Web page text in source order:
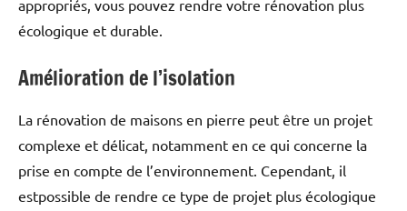
appropriés, vous pouvez rendre votre rénovation plus
écologique et durable.
Amélioration de l’isolation
La rénovation de maisons en pierre peut être un projet
complexe et délicat, notamment en ce qui concerne la
prise en compte de l’environnement. Cependant, il
estpossible de rendre ce type de projet plus écologique